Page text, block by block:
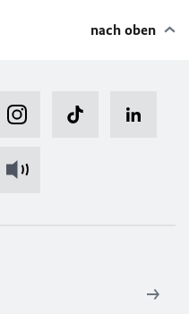
nach oben